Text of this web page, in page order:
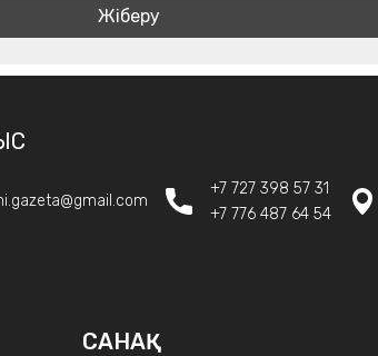
+7 727 398 57 31
+7 776 487 64 54
САНАҚ